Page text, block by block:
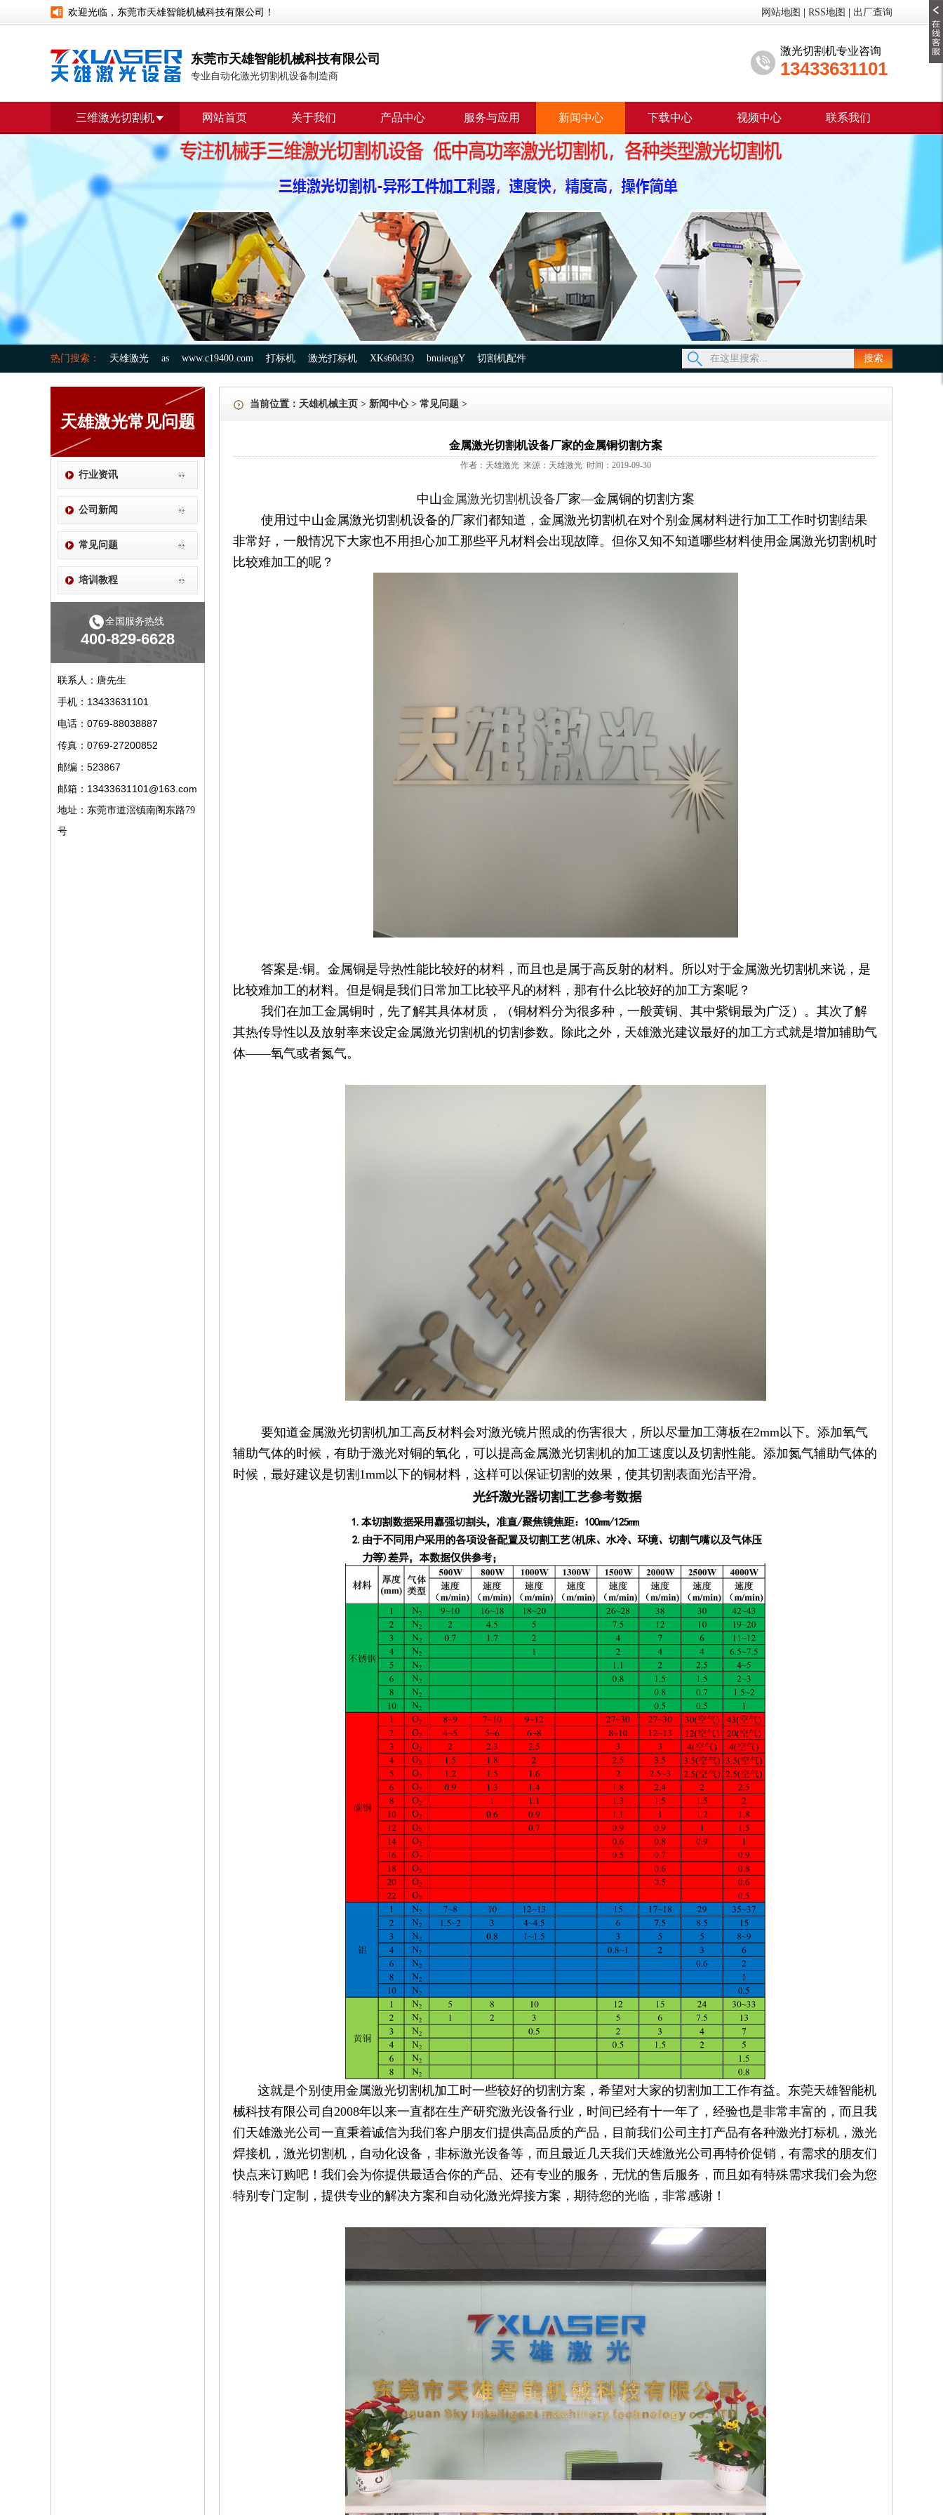
欢迎光临，东莞市天雄智能机械科技有限公司！ 网站地图 RSS地图 出厂查询
东莞市天雄智能机械科技有限公司
专业自动化激光切割机设备制造商
激光切割机专业咨询
13433631101
三维激光切割机 网站首页 关于我们 产品中心 服务与应用 新闻中心 下载中心 视频中心 联系我们
热门搜索： 天雄激光 as www.c19400.com 打标机 激光打标机 XKs60d3O bnuieqgY 切割机配件 搜索
天雄激光常见问题
行业资讯
公司新闻
常见问题
培训教程
全国服务热线
400-829-6628
联系人：唐先生
手机： 13433631101
电话： 0769-88038887
传真： 0769-27200852
邮编： 523867
邮箱： 13433631101@163.com
地址：东莞市道滘镇南阁东路79
号
当前位置： 天雄机械主页 > 新闻中心> 常见问题 >
金属激光切割机设备厂家的金属铜切割方案
作者：天雄激光 来源：天雄激光 时间：2019-09-30
中山金属激光切割机设备厂家—金属铜的切割方案
使用过中山金属激光切割机设备的厂家们都知道，金属激光切割机在对个别金属材料进行加工工作时切割结果
非常好，一般情况下大家也不用担心加工那些平凡材料会出现故障。但你又知不知道哪些材料使用金属激光切割机时
比较难加工的呢？
答案是:铜。金属铜是导热性能比较好的材料，而且也是属于高反射的材料。所以对于金属激光切割机来说，是
比较难加工的材料。但是铜是我们日常加工比较平凡的材料，那有什么比较好的加工方案呢？
我们在加工金属铜时，先了解其具体材质，（铜材料分为很多种，一般黄铜、其中紫铜最为广泛）。其次了解
其热传导性以及放射率来设定金属激光切割机的切割参数。除此之外，天雄激光建议最好的加工方式就是增加辅助气
体——氧气或者氮气。
要知道金属激光切割机加工高反材料会对激光镜片照成的伤害很大，所以尽量加工薄板在2mm以下。添加氧气
辅助气体的时候，有助于激光对铜的氧化，可以提高金属激光切割机的加工速度以及切割性能。添加氮气辅助气体的
时候，最好建议是切割1mm以下的铜材料，这样可以保证切割的效果，使其切割表面光洁平滑。
这就是个别使用金属激光切割机加工时一些较好的切割方案，希望对大家的切割加工工作有益。东莞天雄智能机
械科技有限公司自2008年以来一直都在生产研究激光设备行业，时间已经有十一年了，经验也是非常丰富的，而且我
们天雄激光公司一直秉着诚信为我们客户朋友们提供高品质的产品，目前我们公司主打产品有各种激光打标机，激光
焊接机，激光切割机，自动化设备，非标激光设备等，而且最近几天我们天雄激光公司再特价促销，有需求的朋友们
快点来订购吧！我们会为你提供最适合你的产品、还有专业的服务，无忧的售后服务，而且如有特殊需求我们会为您
特别专门定制，提供专业的解决方案和自动化激光焊接方案，期待您的光临，非常感谢！